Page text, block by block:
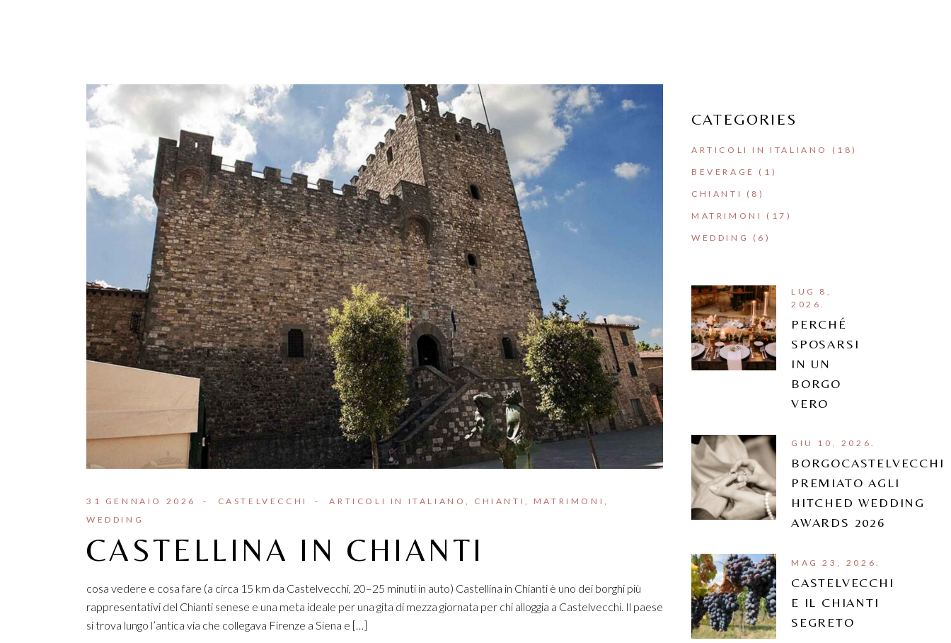
31 GENNAIO 2026 CASTELVECCHI ARTICOLI IN ITALIANO CHIANTI
MATRIMONI
WEDDING
CASTELLINA IN CHIANTI
cosa vedere e cosa fare (a circa 15 km da Castelvecchi, 20–25 minuti in auto) Castellina in Chianti è uno dei borghi più
rappresentativi del Chianti senese e una meta ideale per una gita di mezza giornata per chi alloggia a Castelvecchi. Il paese
si trova lungo l’antica via che collegava Firenze a Siena e […]
CATEGORIES
ARTICOLI IN ITALIANO (18)
BEVERAGE (1)
CHIANTI (8)
MATRIMONI (17)
WEDDING (6)
LUG 8,
2026.
PERCHÉ
SPOSARSI
IN UN
BORGO
VERO
GIU 10, 2026.
BORGOCASTELVECCHI
PREMIATO AGLI
HITCHED WEDDING
AWARDS 2026
MAG 23, 2026.
CASTELVECCHI
E IL CHIANTI
SEGRETO